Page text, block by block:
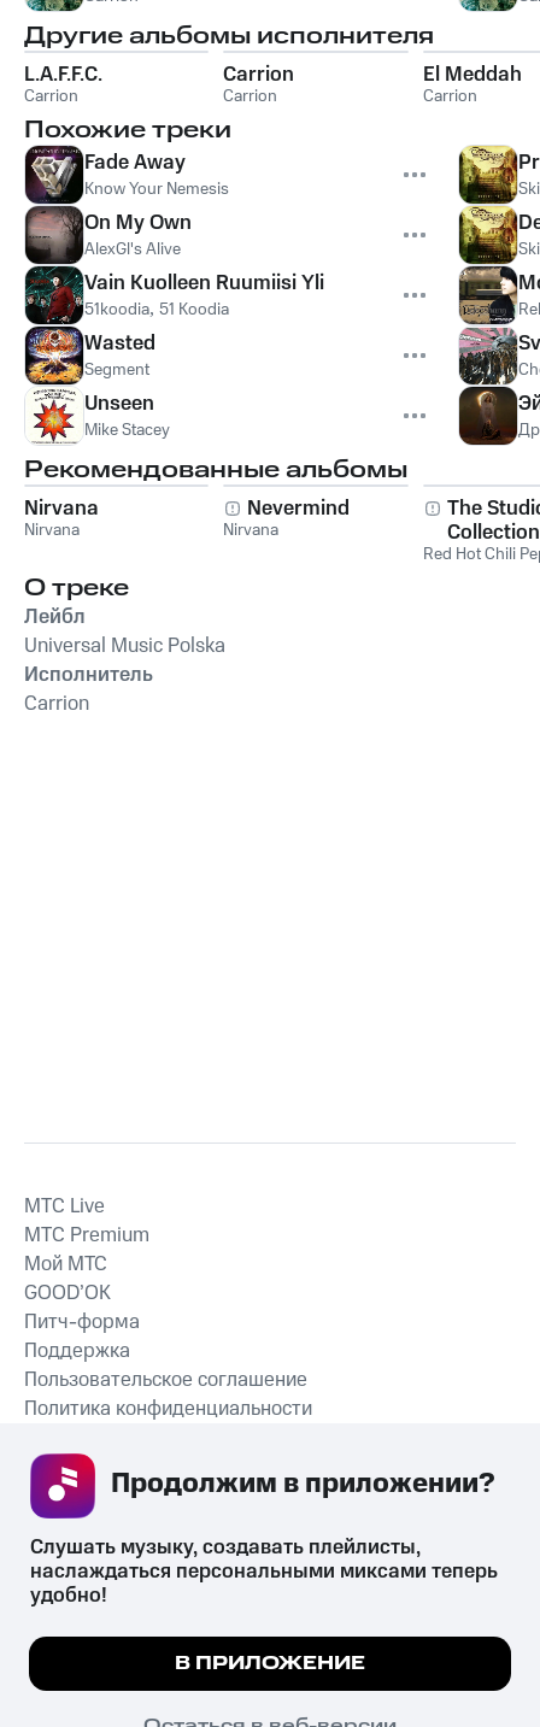
Другие альбомы исполнителя
L.A.F.F.C.
Carrion
Carrion
Carrion
El Meddah
Carrion
Похожие треки
Fade Away
Know Your Nemesis
On My Own
AlexGl's Alive
Vain Kuolleen Ruumiisi Yli
51koodia, 51 Koodia
Wasted
Segment
Unseen
Mike Stacey
Рекомендованные альбомы
Nirvana
Nirvana
Nevermind
Nirvana
The
Collection
Red Hot Chili
О треке
Лейбл
Universal Music Polska
Исполнитель
Carrion
СКАЧАТЬ ПРИЛОЖЕНИЕ
MTС Live
MTС Premium
Мой МТС
GOOD’OK
Питч-форма
Поддержка
Пользовательское соглашение
Политика конфиденциальности
психотропных веществ, их аналогов причиняет вред здоровью,
их незаконный оборот запрещён и влечёт установленную
законодательством ответственность.
© 2026 ООО «КИОН».
Мы используем куки, чтобы на сайте все
Подробнее
ПОНЯТНО
Слушать музыку, создавать плейлисты,
наслаждаться персональными миксами теперь
удобно!
В ПРИЛОЖЕНИЕ